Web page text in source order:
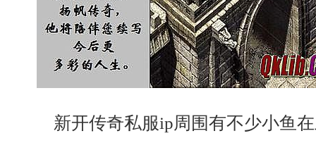
新开传奇私服ip周围有不少小鱼